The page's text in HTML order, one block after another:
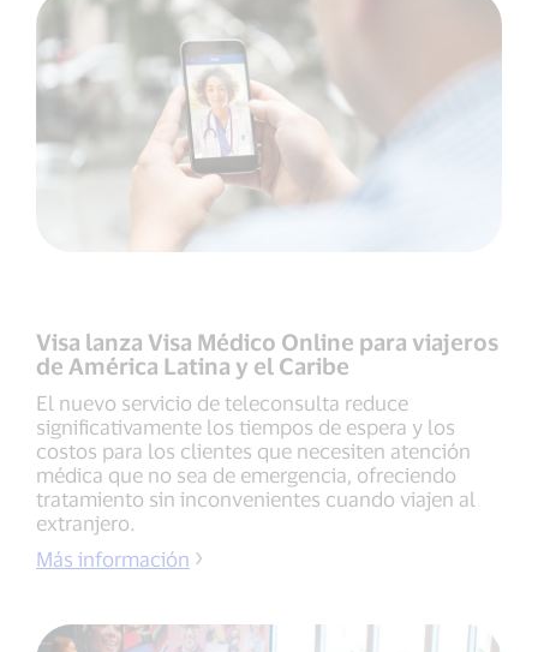
Visa lanza Visa Médico Online para viajeros
de América Latina y el Caribe
El nuevo servicio de teleconsulta reduce
significativamente los tiempos de espera y los
costos para los clientes que necesiten atención
médica que no sea de emergencia, ofreciendo
tratamiento sin inconvenientes cuando viajen al
extranjero.
Más información